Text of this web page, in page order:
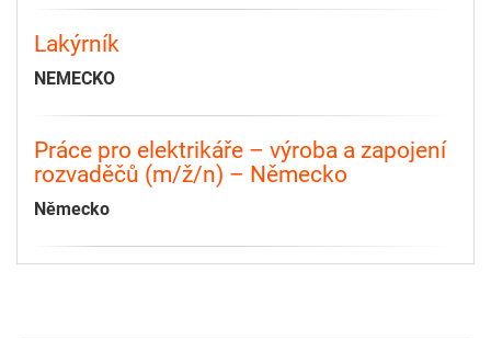
Lakýrník
NEMECKO
Práce pro elektrikáře – výroba a zapojení
rozvaděčů (m/ž/n) – Německo
Německo